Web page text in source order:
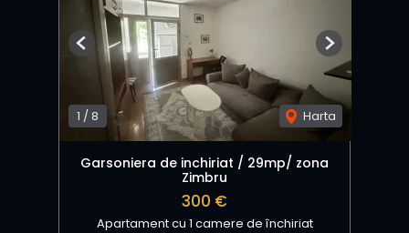
1 /8 Harta
Previous Next
Garsoniera de inchiriat / 29mp/ zona
Zimbru
300 €
Apartament cu 1 camere de închiriat